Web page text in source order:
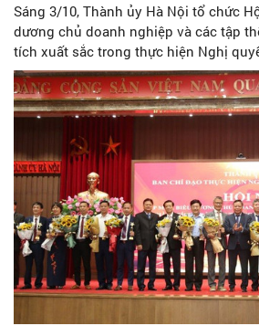
Sáng 3/10, Thành ủy Hà Nội tổ chức
dương chủ doanh nghiệp và các tập
tích xuất sắc trong thực hiện Nghị
Thành ủy về tăng cường công tác xây
đoàn thể Nhân dân trong các doanh
Nhà nước trên địa bàn TP năm 2023.